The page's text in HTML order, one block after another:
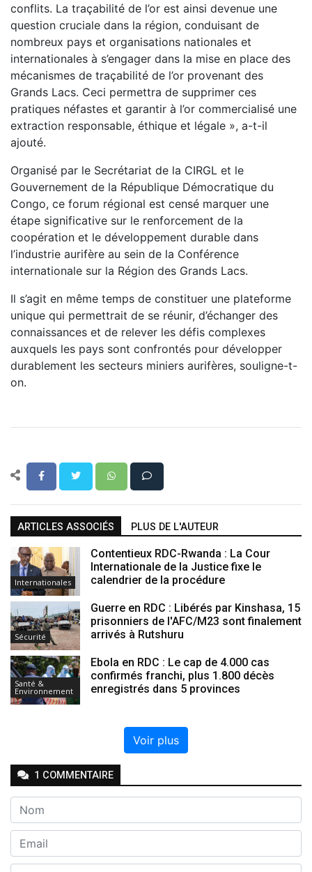
conflits. La traçabilité de l’or est ainsi devenue une
question cruciale dans la région, conduisant de
nombreux pays et organisations nationales et
internationales à s’engager dans la mise en place des
mécanismes de traçabilité de l’or provenant des
Grands Lacs. Ceci permettra de supprimer ces
pratiques néfastes et garantir à l’or commercialisé une
extraction responsable, éthique et légale », a-t-il
ajouté.
Organisé par le Secrétariat de la CIRGL et le
Gouvernement de la République Démocratique du
Congo, ce forum régional est censé marquer une
étape significative sur le renforcement de la
coopération et le développement durable dans
l’industrie aurifère au sein de la Conférence
internationale sur la Région des Grands Lacs.
Il s’agit en même temps de constituer une plateforme
unique qui permettrait de se réunir, d’échanger des
connaissances et de relever les défis complexes
auxquels les pays sont confrontés pour développer
durablement les secteurs miniers aurifères, souligne-t-
on.
ARTICLES ASSOCIÉS PLUS DE L'AUTEUR
Internationales
Contentieux RDC-Rwanda : La Cour
Internationale de la Justice fixe le
calendrier de la procédure
Sécurité
Guerre en RDC : Libérés par Kinshasa, 15
prisonniers de l'AFC/M23 sont finalement
arrivés à Rutshuru
Santé &
Environnement
Ebola en RDC : Le cap de 4.000 cas
confirmés franchi, plus 1.800 décès
enregistrés dans 5 provinces
Voir plus
1 COMMENTAIRE